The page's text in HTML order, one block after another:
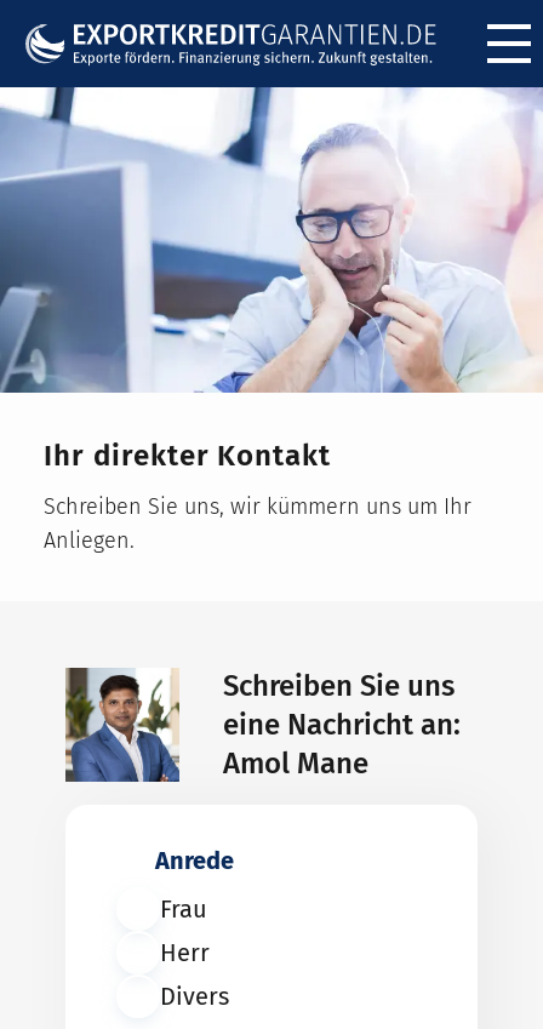
Ihr direkter Kontakt
Schreiben Sie uns, wir kümmern uns um Ihr
Anliegen.
Schreiben Sie uns
eine Nachricht an:
Amol Mane
Anrede
Frau
Herr
Divers